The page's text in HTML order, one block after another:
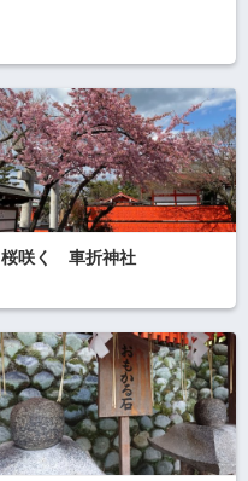
桜咲く 車折神社